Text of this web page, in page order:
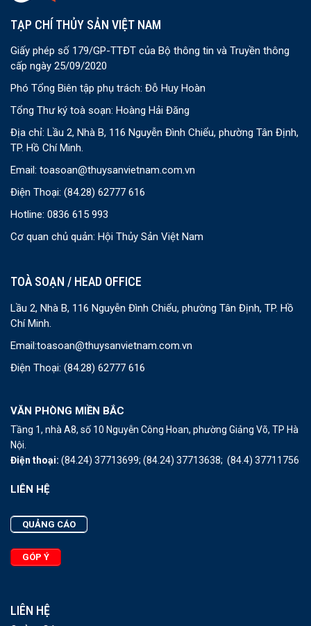
TẠP CHÍ THỦY SẢN VIỆT NAM
Giấy phép số 179/GP-TTĐT của Bộ thông tin và Truyền thông
cấp ngày 25/09/2020
Phó Tổng Biên tập phụ trách: Đỗ Huy Hoàn
Tổng Thư ký toà soạn: Hoàng Hải Đăng
Địa chỉ: Lầu 2, Nhà B, 116 Nguyễn Đình Chiểu, phường Tân Định,
TP. Hồ Chí Minh.
Email: toasoan@thuysanvietnam.com.vn
Điện Thoại: (84.28) 62777 616
Hotline: 0836 615 993
Cơ quan chủ quản: Hội Thủy Sản Việt Nam
TOÀ SOẠN / HEAD OFFICE
Lầu 2, Nhà B, 116 Nguyễn Đình Chiểu, phường Tân Định, TP. Hồ
Chí Minh.
Email:toasoan@thuysanvietnam.com.vn
Điện Thoại: (84.28) 62777 616
VĂN PHÒNG MIỀN BẮC
Tầng 1, nhà A8, số 10 Nguyễn Công Hoan, phường Giảng Võ, TP Hà
Nội.
Điện thoại: (84.24) 37713699; (84.24) 37713638; (84.4) 37711756
LIÊN HỆ
QUẢNG CÁO
GÓP Ý
LIÊN HỆ